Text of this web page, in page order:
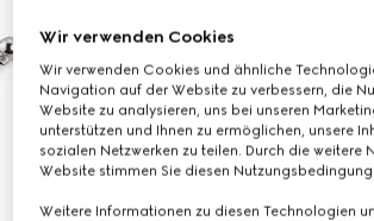
Wir verwenden Cookies
Wir verwenden Cookies und ähnliche
Navigation auf der Website zu verbessern, die
Website zu analysieren, uns bei unseren
unterstützen und Ihnen zu ermöglichen, unsere
sozialen Netzwerken zu teilen. Durch die weitere
Website stimmen Sie diesen
Weitere Informationen zu diesen Technologien